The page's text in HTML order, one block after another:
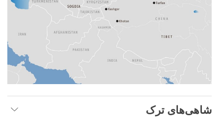
شاهی‌های ترک